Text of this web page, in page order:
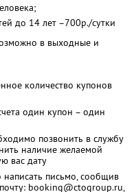
до 14 лет –700р./сутки
в выходные и
количество купонов
один купон – один
позвонить в службу
наличие желаемой
вас дату
письмо, сообщив
booking@ctogroup.ru,